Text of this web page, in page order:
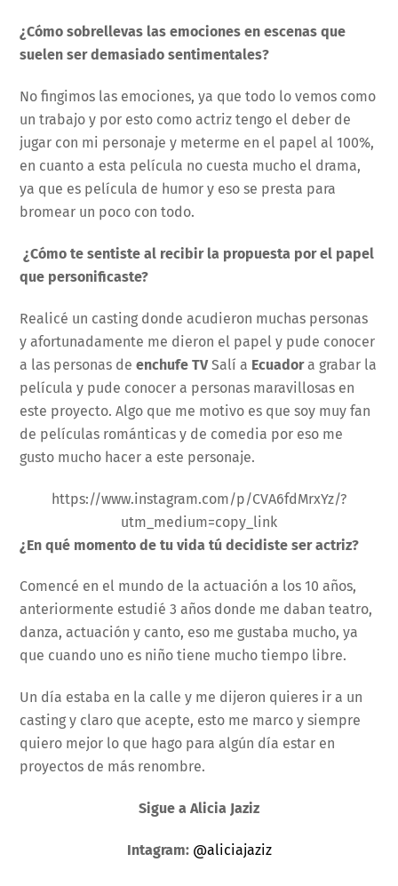
¿Cómo sobrellevas las emociones en escenas que
suelen ser demasiado sentimentales?
No fingimos las emociones, ya que todo lo vemos como
un trabajo y por esto como actriz tengo el deber de
jugar con mi personaje y meterme en el papel al 100%,
en cuanto a esta película no cuesta mucho el drama,
ya que es película de humor y eso se presta para
bromear un poco con todo.
¿Cómo te sentiste al recibir la propuesta por el papel
que personificaste?
Realicé un casting donde acudieron muchas personas
y afortunadamente me dieron el papel y pude conocer
a las personas deenchufe TVSalí a Ecuadora grabar la
película y pude conocer a personas maravillosas en
este proyecto. Algo que me motivo es que soy muy fan
de películas románticas y de comedia por eso me
gusto mucho hacer a este personaje.
https://www.instagram.com/p/CVA6fdMrxYz/?
utm_medium=copy_link
¿En qué momento de tu vida tú decidiste ser actriz?
Comencé en el mundo de la actuación a los 10 años,
anteriormente estudié 3 años donde me daban teatro,
danza, actuación y canto, eso me gustaba mucho, ya
que cuando uno es niño tiene mucho tiempo libre.
Un día estaba en la calle y me dijeron quieres ir a un
casting y claro que acepte, esto me marco y siempre
quiero mejor lo que hago para algún día estar en
proyectos de más renombre.
Sigue a Alicia Jaziz
Intagram: @aliciajaziz